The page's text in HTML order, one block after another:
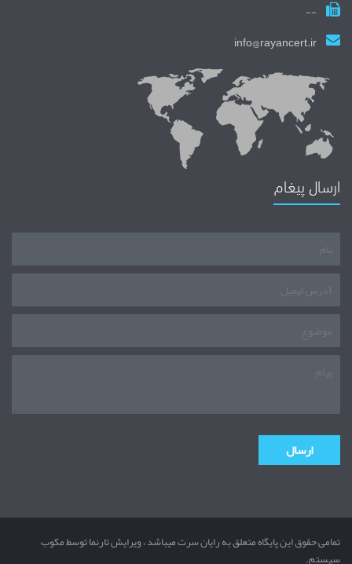
--
info@rayancert.ir
ارسال پیغام
تمامی حقوق این پایگاه متعلق به رایان سرت میباشد ، ویرایش تارنما توسط مکوب
سیستم.